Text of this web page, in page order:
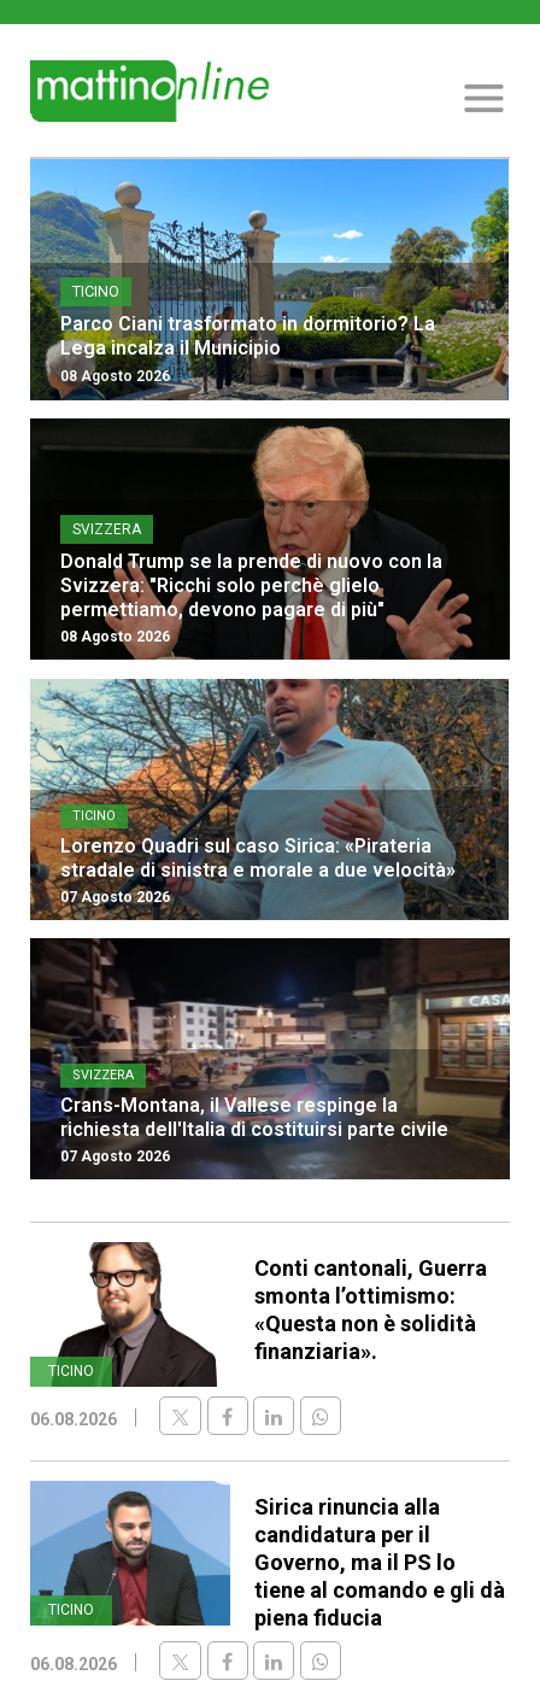
TICINO
Parco Ciani trasformato in dormitorio? La
Lega incalza il Municipio
08 Agosto 2026
SVIZZERA
Donald Trump se la prende di nuovo con la
Svizzera: "Ricchi solo perchè glielo
permettiamo, devono pagare di più"
08 Agosto 2026
TICINO
Lorenzo Quadri sul caso Sirica: «Pirateria
stradale di sinistra e morale a due velocità»
07 Agosto 2026
SVIZZERA
Crans-Montana, il Vallese respinge la
richiesta dell'Italia di costituirsi parte civile
07 Agosto 2026
TICINO
Conti cantonali, Guerra
smonta l’ottimismo:
«Questa non è solidità
finanziaria».
06.08.2026
TICINO
Sirica rinuncia alla
candidatura per il
Governo, ma il PS lo
tiene al comando e gli dà
piena fiducia
06.08.2026